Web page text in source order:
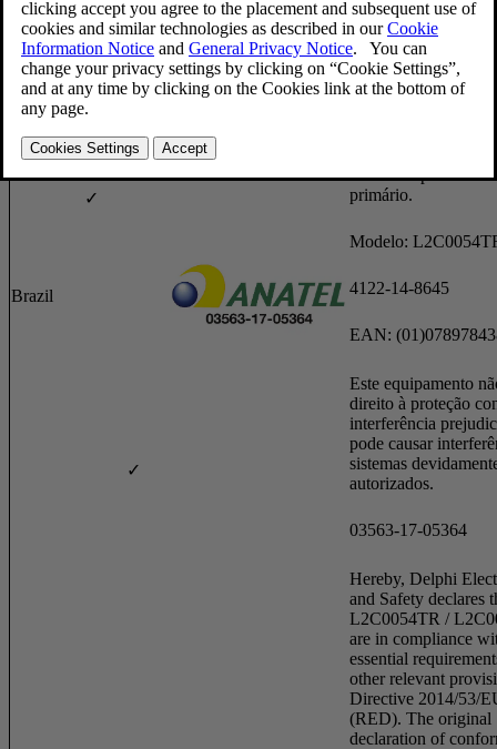
Brazil
✓
Este equipamento
caráter secundário,
tem direito à
interferência
sistemas operando
primário.
Modelo:
4122-14-8645
EAN:
✓
Este equipamento
direito à proteção
interferência
pode causar
sistemas
autorizados.
03563-17-05364
Hereby, Delphi
and Safety declares
L2C0054TR /
are in compliance
essential
other relevant
Directive 2014/53/
(RED). The original
declaration of